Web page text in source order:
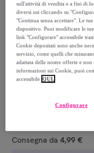
59,00 €
149,00 €
-60%
Venduto daMilor
Consegna da 4,99 €
sull'attività di vendita e a fini di
diversi usi cliccando su
"Continua senza accettare". Le
dispositivo. Puoi modificare le
link "Configurare" accessibile
Cookie depositati sono anche
servizio, come quelli che
adattata delle nostre offerte e
informazioni sui Cookie, puoi
accessibile QUI.
Configurare